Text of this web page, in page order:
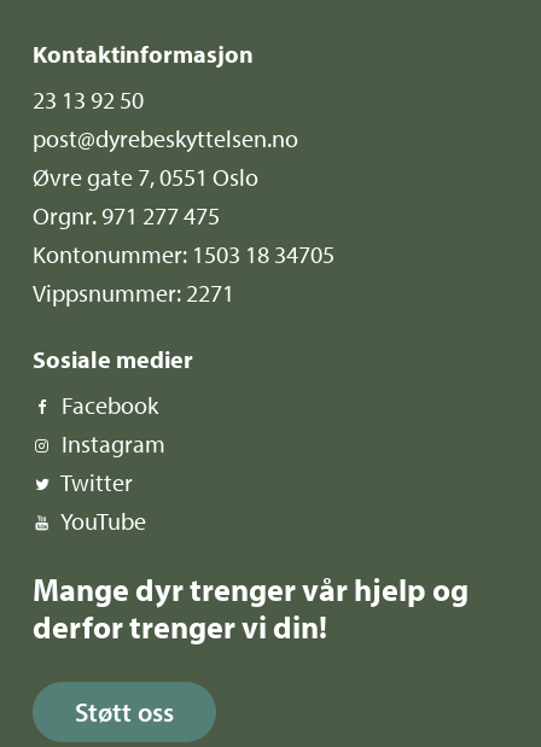
Kontaktinformasjon
23 13 92 50
post@dyrebeskyttelsen.no
Øvre gate 7, 0551 Oslo
Orgnr. 971 277 475
Kontonummer: 1503 18 34705
Vippsnummer: 2271
Sosiale medier
Facebook
Instagram
Twitter
YouTube
Mange dyr trenger vår hjelp og
derfor trenger vi din!
Støtt oss